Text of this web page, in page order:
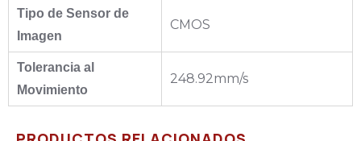
Tipo de Sensor de
Imagen
CMOS
Tolerancia al
Movimiento
248.92mm/s